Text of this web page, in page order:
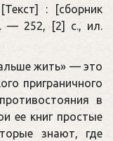
: [сборник
— 252, [2] с., ил.
жить» — это
приграничного
в
ее книг простые
знают, где